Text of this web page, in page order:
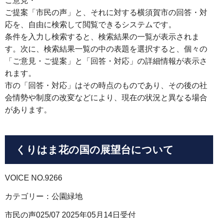
ご提案「市民の声」と、それに対する横須賀市の回答・対
応を、自由に検索して閲覧できるシステムです。
条件を入力し検索すると、検索結果の一覧が表示されま
す。次に、検索結果一覧の中の表題を選択すると、個々の
「ご意見・ご提案」と「回答・対応」の詳細情報が表示さ
れます。
市の「回答・対応」はその時点のものであり、その後の社
会情勢や制度の改変などにより、現在の状況と異なる場合
があります。
くりはま花の国の展望台について
VOICE NO.9266
カテゴリー：公園緑地
市民の声025/07 2025年05月14日受付